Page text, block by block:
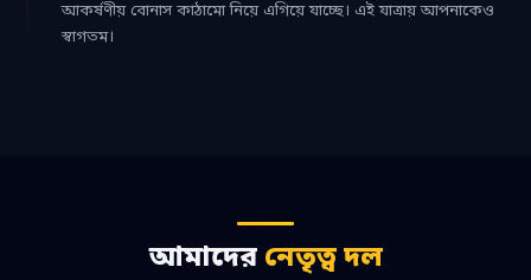
আকর্ষণীয় বোনাস কাঠামো নিয়ে এগিয়ে যাচ্ছে। এই যাত্রায় আপনাকেও
স্বাগতম।
আমাদের নেতৃত্ব দল